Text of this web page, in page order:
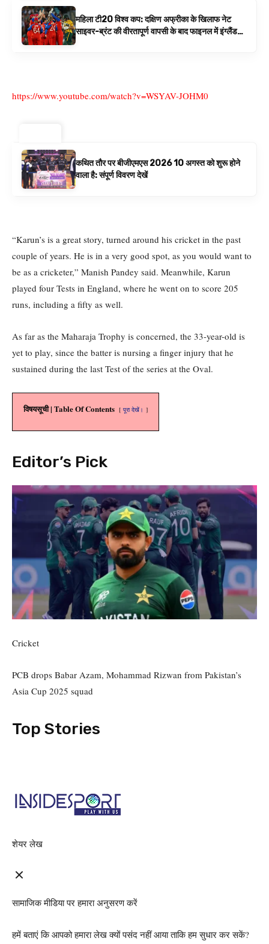
महिला टी20 विश्व कप: दक्षिण अफ्रीका के खिलाफ नेट
साइवर-ब्रंट की वीरतापूर्ण वापसी के बाद फाइनल में इंग्लैंड
https://www.youtube.com/watch?v=WSYAV-JOHM0
कथित तौर पर बीजीएमएस 2026 10 अगस्त को शुरू होने
वाला है: संपूर्ण विवरण देखें
“Karun’s is a great story, turned around his cricket in the past
couple of years. He is in a very good spot, as you would want to
be as a cricketer,” Manish Pandey said. Meanwhile, Karun
played four Tests in England, where he went on to score 205
runs, including a fifty as well.
As far as the Maharaja Trophy is concerned, the 33-year-old is
yet to play, since the batter is nursing a finger injury that he
sustained during the last Test of the series at the Oval.
विषयसूची | Table Of Contents पूरा देखें।
Editor’s Pick
Cricket
PCB drops Babar Azam, Mohammad Rizwan from Pakistan’s
Asia Cup 2025 squad
Top Stories
शेयर लेख
सामाजिक मीडिया पर हमारा अनुसरण करें
हमें बताएं कि आपको हमारा लेख क्यों पसंद नहीं आया ताकि हम सुधार कर सकें?